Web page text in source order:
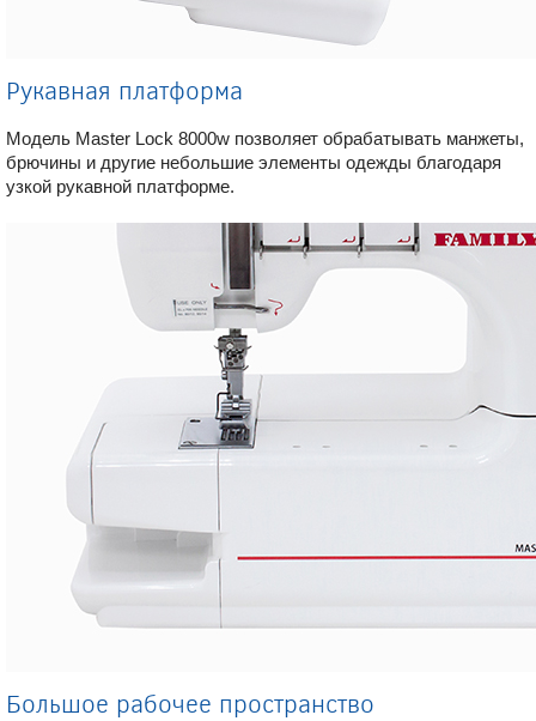
Рукавная платформа
Модель Master Lock 8000w позволяет обрабатывать манжеты,
брючины и другие небольшие элементы одежды благодаря
узкой рукавной платформе.
Большое рабочее пространство